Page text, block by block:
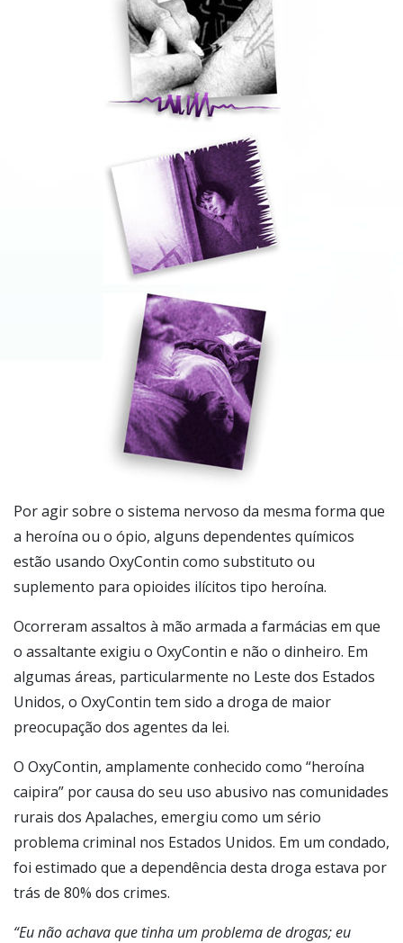
Por agir sobre o sistema nervoso da mesma forma que
a heroína ou o ópio, alguns dependentes químicos
estão usando OxyContin como substituto ou
suplemento para opioides ilícitos tipo heroína.
Ocorreram assaltos à mão armada a farmácias em que
o assaltante exigiu o OxyContin e não o dinheiro. Em
algumas áreas, particularmente no Leste dos Estados
Unidos, o OxyContin tem sido a droga de maior
preocupação dos agentes da lei.
O OxyContin, amplamente conhecido como “heroína
caipira” por causa do seu uso abusivo nas comunidades
rurais dos Apalaches, emergiu como um sério
problema criminal nos Estados Unidos. Em um condado,
foi estimado que a dependência desta droga estava por
trás de 80% dos crimes.
“Eu não achava que tinha um problema de drogas;eu